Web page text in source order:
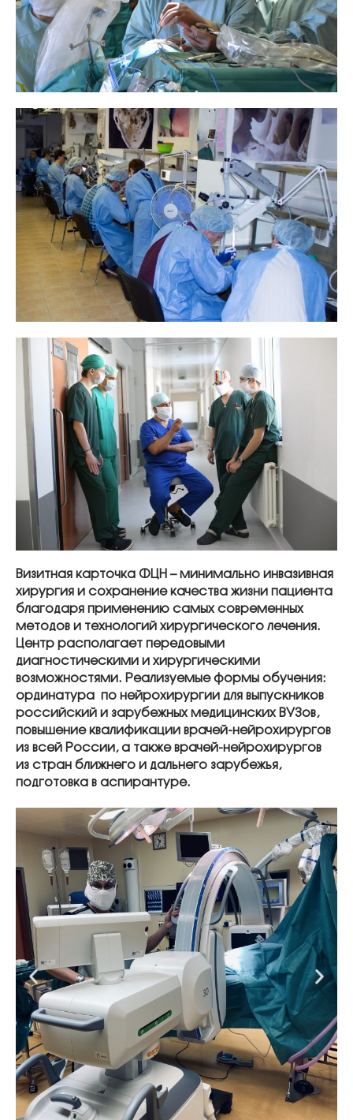
Визитная карточка ФЦН – минимально инвазивная
хирургия и сохранение качества жизни пациента
благодаря применению самых современных
методов и технологий хирургического лечения.
Центр располагает передовыми
диагностическими и хирургическими
возможностями. Реализуемые формы обучения:
ординатура по нейрохирургии для выпускников
российский и зарубежных медицинских ВУЗов,
повышение квалификации врачей-нейрохирургов
из всей России, а также врачей-нейрохирургов
из стран ближнего и дальнего зарубежья,
подготовка в аспирантуре.